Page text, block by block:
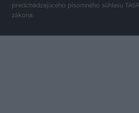
predchádzajúceho písomného súhlasu
zákona.